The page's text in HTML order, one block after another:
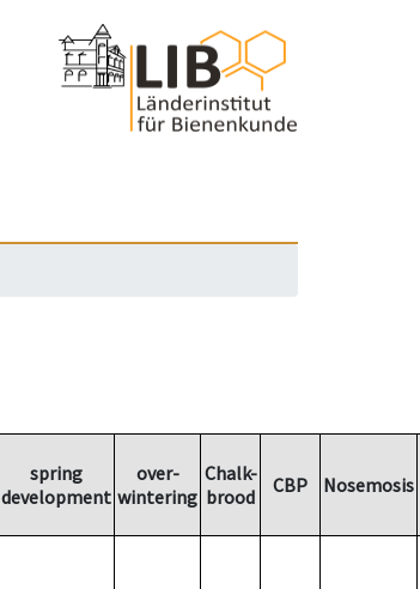
spring
development
over-
wintering
Chalk-
brood
CBP Nosemosis